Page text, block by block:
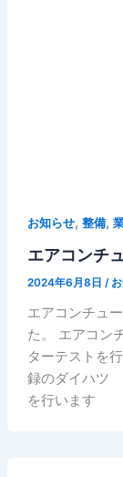
お知らせ, 整備,
エアコンチ
2024年6月8日 /
エアコンチュ
た。 エアコン
ターテストを
録のダイハツ
を行います